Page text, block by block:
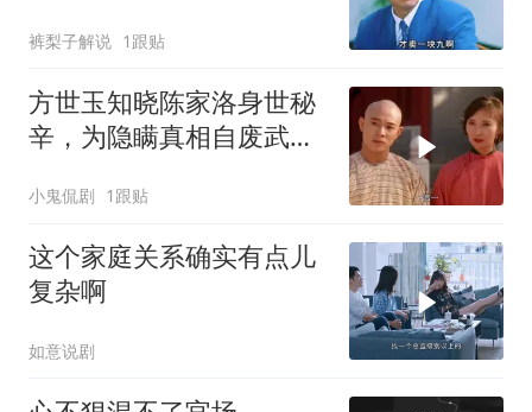
裤梨子解说 1跟贴
方世玉知晓陈家洛身世秘
辛，为隐瞒真相自废武
小鬼侃剧 1跟贴
这个家庭关系确实有点儿
复杂啊
如意说剧